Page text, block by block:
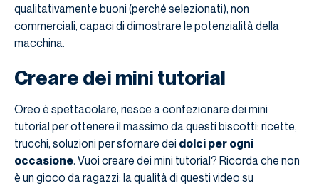
qualitativamente buoni (perché selezionati), non
commerciali, capaci di dimostrare le potenzialità della
macchina.
Creare dei mini tutorial
Oreo è spettacolare, riesce a confezionare dei mini
tutorial per ottenere il massimo da questi biscotti: ricette,
trucchi, soluzioni per sfornare dei dolci per ogni
occasione. Vuoi creare dei mini tutorial? Ricorda che non
è un gioco da ragazzi: la qualità di questi video su